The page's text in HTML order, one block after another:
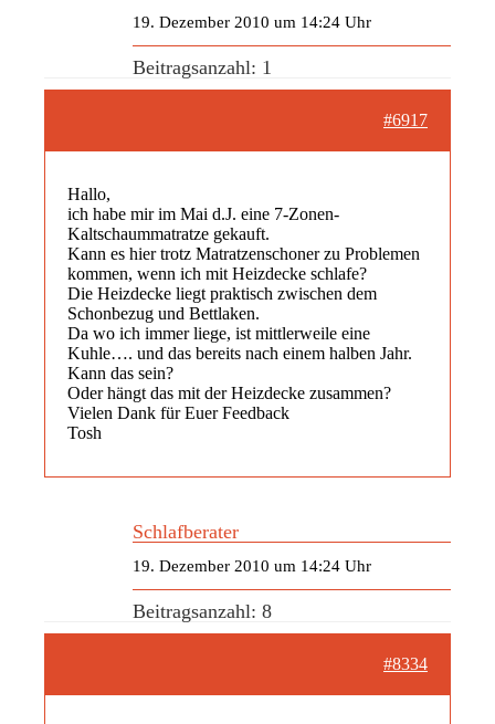
19. Dezember 2010 um 14:24 Uhr
Beitragsanzahl: 1
#6917
Hallo,
ich habe mir im Mai d.J. eine 7-Zonen-
Kaltschaummatratze gekauft.
Kann es hier trotz Matratzenschoner zu Problemen
kommen, wenn ich mit Heizdecke schlafe?
Die Heizdecke liegt praktisch zwischen dem
Schonbezug und Bettlaken.
Da wo ich immer liege, ist mittlerweile eine
Kuhle…. und das bereits nach einem halben Jahr.
Kann das sein?
Oder hängt das mit der Heizdecke zusammen?
Vielen Dank für Euer Feedback
Tosh
Schlafberater
19. Dezember 2010 um 14:24 Uhr
Beitragsanzahl: 8
#8334